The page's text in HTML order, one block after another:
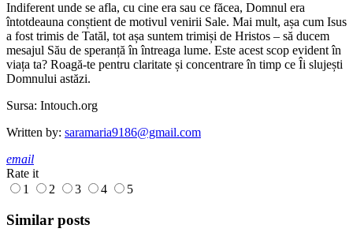
Indiferent unde se afla, cu cine era sau ce făcea, Domnul era
întotdeauna conștient de motivul venirii Sale. Mai mult, așa cum Isus
a fost trimis de Tatăl, tot așa suntem trimiși de Hristos – să ducem
mesajul Său de speranță în întreaga lume. Este acest scop evident în
viața ta? Roagă-te pentru claritate și concentrare în timp ce Îi slujești
Domnului astăzi.
Sursa: Intouch.org
Written by: saramaria9186@gmail.com
email
Rate it
1
2 3 4 5
Similar posts